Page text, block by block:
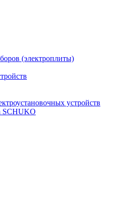
(электроплиты)
устройств
SCHUKO